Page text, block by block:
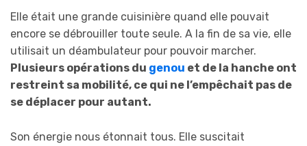
Elle était une grande cuisinière quand elle pouvait
encore se débrouiller toute seule. A la fin de sa vie, elle
utilisait un déambulateur pour pouvoir marcher.
Plusieurs opérations du genou et de la hanche ont
restreint sa mobilité, ce qui ne l’empêchait pas de
se déplacer pour autant.
Son énergie nous étonnait tous. Elle suscitait